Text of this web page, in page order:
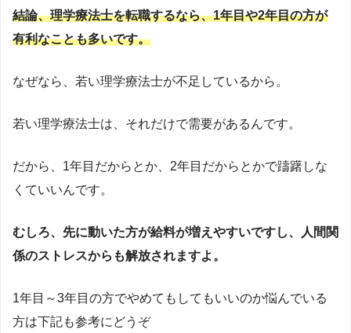
結論、理学療法士を転職するなら、1年目や2年目の方が
有利なことも多いです。
なぜなら、若い理学療法士が不足しているから。
若い理学療法士は、それだけで需要があるんです。
だから、1年目だからとか、2年目だからとかで躊躇しな
くていいんです。
むしろ、先に動いた方が給料が増えやすいですし、人間関
係のストレスからも解放されますよ。
1年目～3年目の方でやめてもしてもいいのか悩んでいる
方は下記も参考にどうぞ